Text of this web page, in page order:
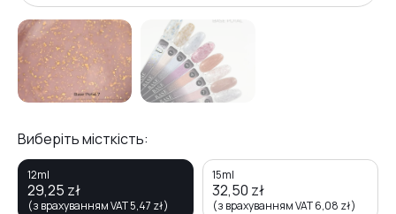
Виберіть місткість:
12ml
29,25 zł
(з врахуванням VAT5,47 zł)
15ml
32,50 zł
(з врахуванням VAT6,08 zł)